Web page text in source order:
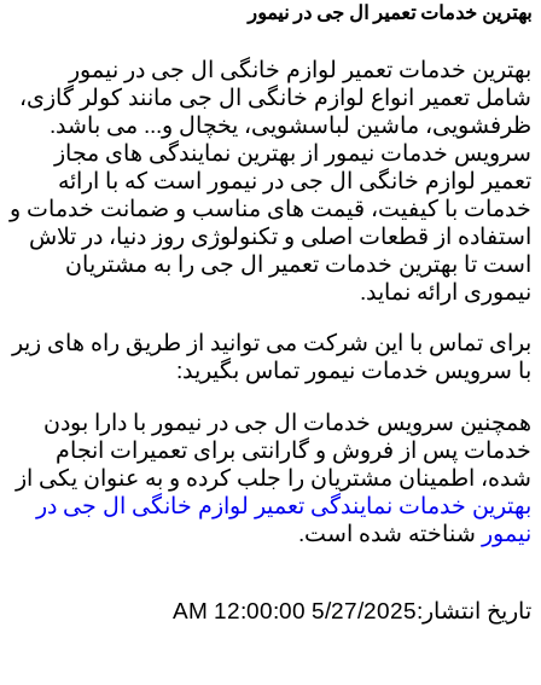
بهترین خدمات تعمیر ال جی در نیمور
بهترین خدمات تعمیر لوازم خانگی ال جی در نیمور
شامل تعمیر انواع لوازم خانگی ال جی مانند کولر گازی،
ظرفشویی، ماشین لباسشویی، یخچال و... می باشد.
سرویس خدمات نیمور از بهترین نمایندگی های مجاز
تعمیر لوازم خانگی ال جی در نیمور است که با ارائه
خدمات با کیفیت، قیمت های مناسب و ضمانت خدمات و
استفاده از قطعات اصلی و تکنولوژی روز دنیا، در تلاش
است تا بهترین خدمات تعمیر ال جی را به مشتریان
نیموری ارائه نماید.
برای تماس با این شرکت می توانید از طریق راه های زیر
با سرویس خدمات نیمور تماس بگیرید:
همچنین سرویس خدمات ال جی در نیمور با دارا بودن
خدمات پس از فروش و گارانتی برای تعمیرات انجام
شده، اطمینان مشتریان را جلب کرده و به عنوان یکی از
بهترین خدمات نمایندگی تعمیر لوازم خانگی ال جی در
نیمور شناخته شده است.
تاریخ انتشار:5/27/2025 12:00:00 AM